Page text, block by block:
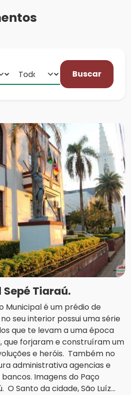
Buscar
Tiaraú.
Municipal é um prédio de
seu interior possui uma série
que te levam a uma época
que forjaram e construíram um
e heróis. Também no
administrativa agencias e
Imagens do Paço
O Santo da cidade, São Luíz...